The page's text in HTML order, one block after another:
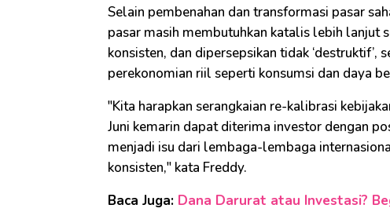
Selain pembenahan dan transformasi pasar
pasar masih membutuhkan katalis lebih lanjut
konsisten, dan dipersepsikan tidak ‘destruktif’,
perekonomian riil seperti konsumsi dan daya
"Kita harapkan serangkaian re-kalibrasi
Juni kemarin dapat diterima investor dengan
menjadi isu dari lembaga-lembaga
konsisten," kata Freddy.
Baca Juga: Dana Darurat atau Investasi?